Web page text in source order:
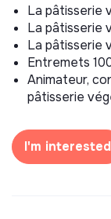
La pâtisserie
La pâtisserie
La pâtisserie
Entremets
Animateur,
pâtisserie
I'm interested